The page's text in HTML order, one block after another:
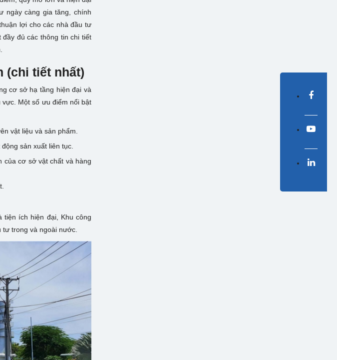
ngày càng gia tăng, chính
lợi cho các nhà đầu tư
đủ các thông tin chi tiết
(chi tiết nhất)
cơ sở hạ tầng hiện đại và
Một số ưu điểm nổi bật
vật liệu và sản phẩm.
sản xuất liên tục.
của cơ sở vật chất và hàng
ích hiện đại, Khu công
trong và ngoài nước.